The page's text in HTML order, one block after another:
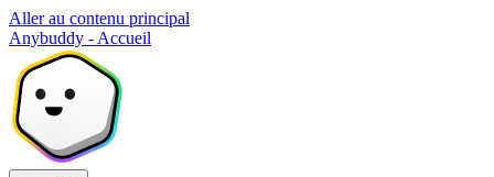
Aller au contenu principal
Anybuddy - Accueil